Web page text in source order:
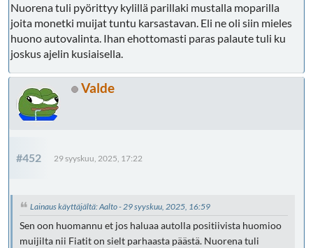
Nuorena tuli pyörittyy kylillä parillaki mustalla moparilla
joita monetki muijat tuntu karsastavan. Eli ne oli siin mieles
huono autovalinta. Ihan ehottomasti paras palaute tuli ku
joskus ajelin kusiaisella.
Valde
#452 29 syyskuu, 2025, 17:22
Lainaus käyttäjältä: Aalto - 29 syyskuu, 2025, 16:59
Sen oon huomannu et jos haluaa autolla positiivista huomioo
muijilta nii Fiatit on sielt parhaasta päästä. Nuorena tuli